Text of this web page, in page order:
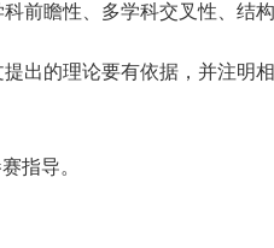
前瞻性、多学科交叉性、结
出的理论要有依据，并注明相
指导。